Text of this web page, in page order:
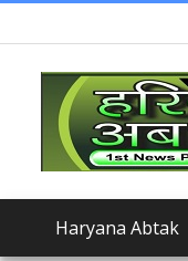
Haryana Abtak